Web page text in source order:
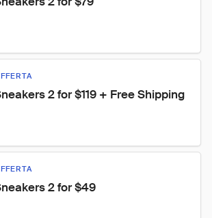
2 for $119 + Free Shipping
2 for $49